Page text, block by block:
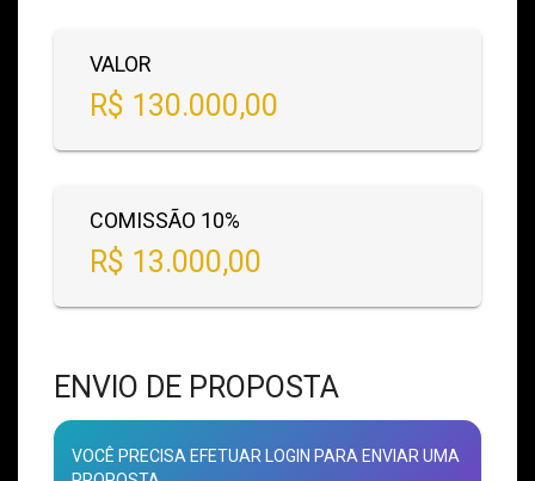
VALOR
R$ 130.000,00
COMISSÃO 10%
R$ 13.000,00
ENVIO DE PROPOSTA
VOCÊ PRECISA EFETUAR LOGIN PARA ENVIAR UMA